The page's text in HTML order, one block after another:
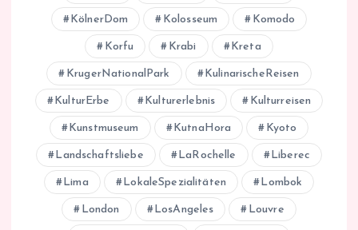
KölnerDom Kolosseum Komodo
Korfu Krabi Kreta
KrugerNationalPark KulinarischeReisen
KulturErbe Kulturerlebnis Kulturreisen
Kunstmuseum KutnaHora Kyoto
Landschaftsliebe LaRochelle Liberec
Lima LokaleSpezialitäten Lombok
London LosAngeles Louvre